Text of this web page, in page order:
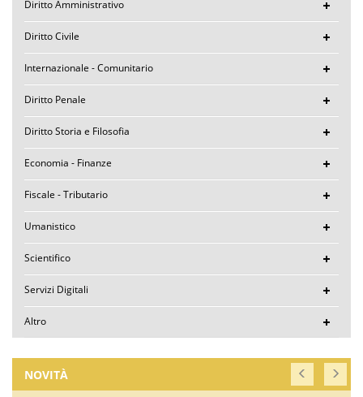
Diritto Amministrativo
Diritto Civile
Internazionale - Comunitario
Diritto Penale
Diritto Storia e Filosofia
Economia - Finanze
Fiscale - Tributario
Umanistico
Scientifico
Servizi Digitali
Altro
NOVITÀ